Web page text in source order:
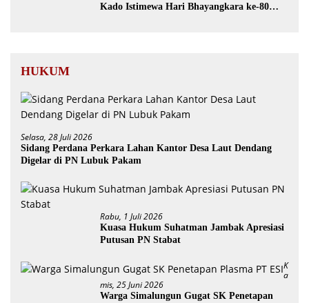
Kado Istimewa Hari Bhayangkara ke-80
HUKUM
Selasa, 28 Juli 2026
Sidang Perdana Perkara Lahan Kantor Desa Laut Dendang
Digelar di PN Lubuk Pakam
Rabu, 1 Juli 2026
Kuasa Hukum Suhatman Jambak Apresiasi
Putusan PN Stabat
K
A
Mis, 25 Juni 2026
Warga Simalungun Gugat SK Penetapan